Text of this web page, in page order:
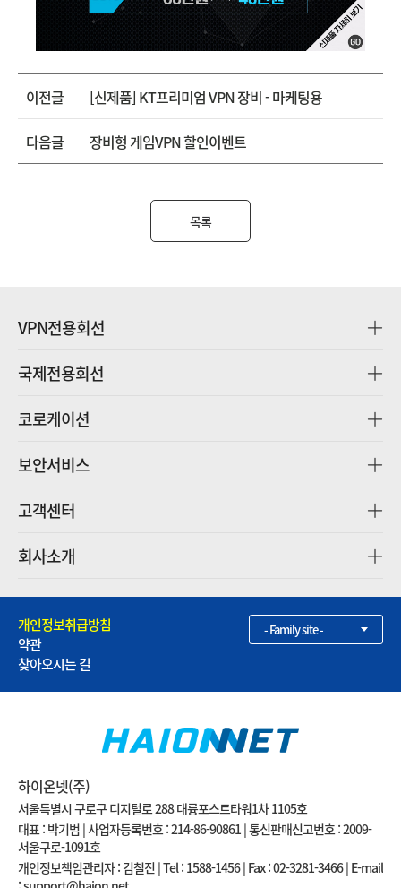
이전글 [신제품] KT프리미엄 VPN 장비 - 마케팅용
다음글 장비형 게임VPN 할인이벤트
목록
VPN전용회선
국제전용회선
코로케이션
보안서비스
고객센터
회사소개
개인정보취급방침
약관
찾아오시는 길
- Family site -
하이온넷(주)
서울특별시 구로구 디지털로 288 대륭포스트타워1차 1105호
대표 : 박기범 | 사업자등록번호 : 214-86-90861 | 통신판매신고번호 : 2009-
서울구로-1091호
개인정보책임관리자 : 김철진 | Tel : 1588-1456 | Fax : 02-3281-3466 | E-mail